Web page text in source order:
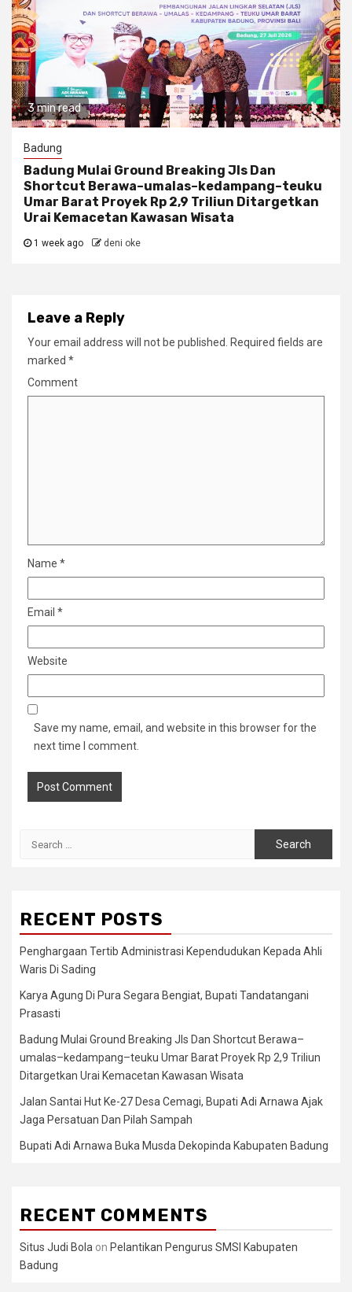
3 min read
Badung
Badung Mulai Ground Breaking Jls Dan
Shortcut Berawa–umalas–kedampang–teuku
Umar Barat Proyek Rp 2,9 Triliun Ditargetkan
Urai Kemacetan Kawasan Wisata
1 week ago deni oke
Leave a Reply
Your email address will not be published.
Required fields are
marked *
Comment
Name *
Email *
Website
Save my name, email, and website in this browser for the
next time I comment.
RECENT POSTS
Penghargaan Tertib Administrasi Kependudukan Kepada Ahli
Waris Di Sading
Karya Agung Di Pura Segara Bengiat, Bupati Tandatangani
Prasasti
Badung Mulai Ground Breaking Jls Dan Shortcut Berawa–
umalas–kedampang–teuku Umar Barat Proyek Rp 2,9 Triliun
Ditargetkan Urai Kemacetan Kawasan Wisata
Jalan Santai Hut Ke-27 Desa Cemagi, Bupati Adi Arnawa Ajak
Jaga Persatuan Dan Pilah Sampah
Bupati Adi Arnawa Buka Musda Dekopinda Kabupaten Badung
RECENT COMMENTS
Situs Judi Bola on Pelantikan Pengurus SMSI Kabupaten
Badung